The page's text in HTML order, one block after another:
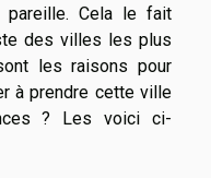
pareille. Cela le fait
des villes les plus
les raisons pour
à prendre cette ville
? Les voici ci-